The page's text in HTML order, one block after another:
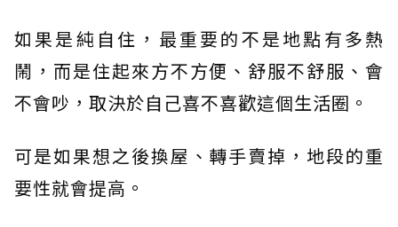
如果是純自住，最重要的不是地點有多熱
鬧，而是住起來方不方便、舒服不舒服、會
不會吵，取決於自己喜不喜歡這個生活圈。
可是如果想之後換屋、轉手賣掉，地段的重
要性就會提高。